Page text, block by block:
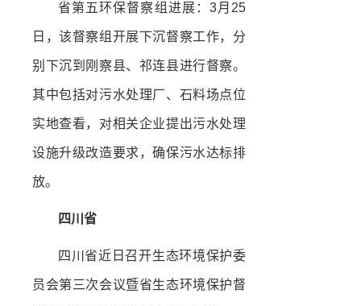
省第五环保督察组进展：3月25
日，该督察组开展下沉督察工作，分
别下沉到刚察县、祁连县进行督察。
其中包括对污水处理厂、石料场点位
实地查看，对相关企业提出污水处理
设施升级改造要求，确保污水达标排
放。
四川省
四川省近日召开生态环境保护委
员会第三次会议暨省生态环境保护督